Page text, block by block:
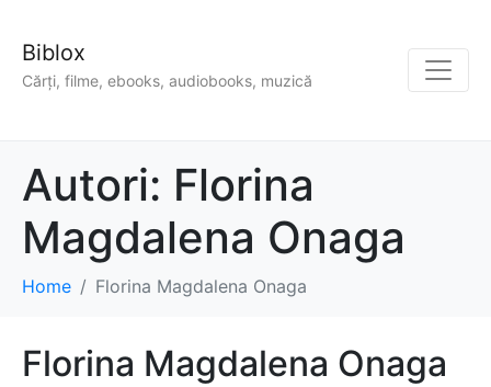
Biblox
Cărți, filme, ebooks, audiobooks, muzică
Autori: Florina
Magdalena Onaga
Home Florina Magdalena Onaga
Florina Magdalena Onaga